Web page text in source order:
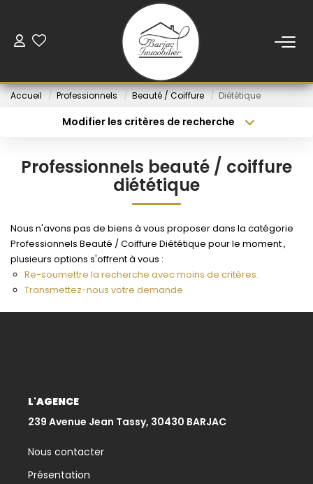
ACCUEIL
VENDUS
NOS AGENCES
ESTIMATION
Accueil Professionnels Beauté / Coiffure Diététique
Modifier les critères de recherche
Type de bien
Budget min
Plus de critères Créer une alerte
Professionnels beauté / coiffure
diététique
Nous n'avons pas de biens à vous proposer dans la catégorie
Professionnels Beauté / Coiffure Diététique pour le moment ,
plusieurs options s'offrent à vous :
Re-soumettre la recherche avec moins de critères.
Transmettez-nous votre demande
L'AGENCE
239 Avenue Jean Tassy, 30430 BARJAC
Nous contacter
Présentation